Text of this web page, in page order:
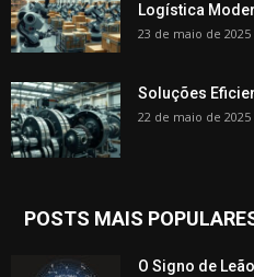
Logística
23 de maio de 2025
Soluções
22 de maio de 2025
POSTS MAIS
O Signo de